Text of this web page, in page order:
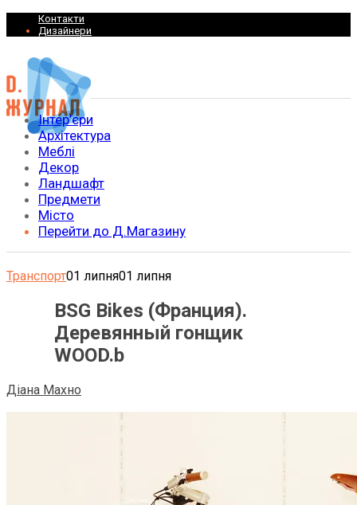
Контакти
Дизайнери
Інтер’єри
Архітектура
Меблі
Декор
Ландшафт
Предмети
Місто
Перейти до Д.Магазину
Транспорт01 липня01 липня
BSG Bikes (Франция).
Деревянный гонщик
WOOD.b
Діана Махно